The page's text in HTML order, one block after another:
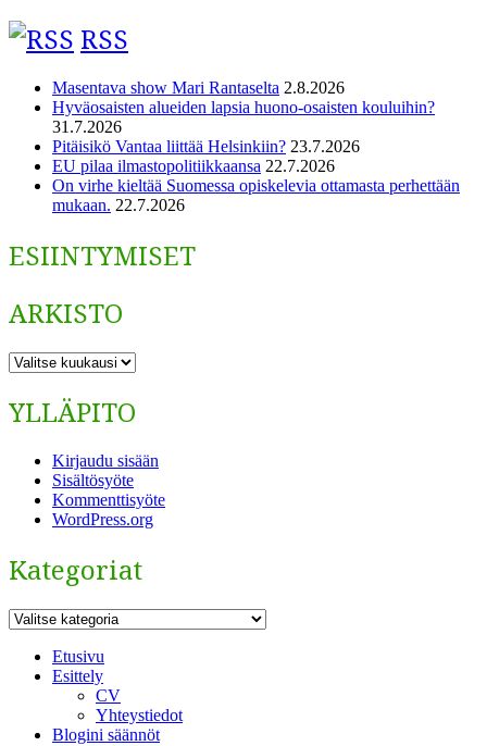
RSS
Masentava show Mari Rantaselta 2.8.2026
Hyväosaisten alueiden lapsia huono-osaisten kouluihin?
31.7.2026
Pitäisikö Vantaa liittää Helsinkiin? 23.7.2026
EU pilaa ilmastopolitiikkaansa 22.7.2026
On virhe kieltää Suomessa opiskelevia ottamasta perhettään
mukaan. 22.7.2026
ESIINTYMISET
ARKISTO
ARKISTO
YLLÄPITO
Kirjaudu sisään
Sisältösyöte
Kommenttisyöte
WordPress.org
Kategoriat
Kategoriat
Etusivu
Esittely
CV
Yhteystiedot
Blogini säännöt